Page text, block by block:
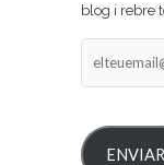
blog i rebre
ENVIAR